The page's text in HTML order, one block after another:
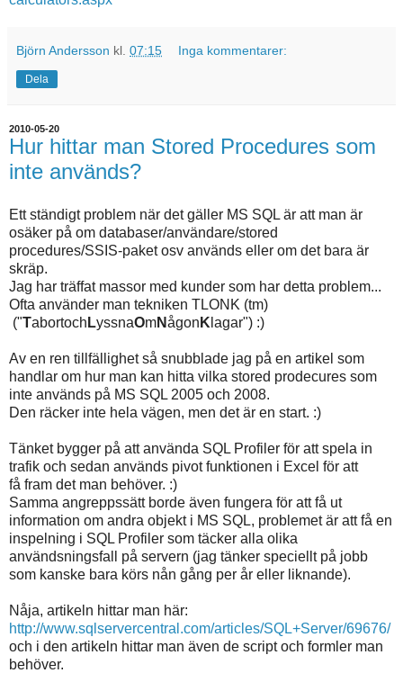
Björn Andersson kl. 07:15 Inga kommentarer:
Dela
2010-05-20
Hur hittar man Stored Procedures som
inte används?
Ett ständigt problem när det gäller MS SQL är att man är
osäker på om databaser/användare/stored
procedures/SSIS-paket osv används eller om det bara är
skräp.
Jag har träffat massor med kunder som har detta problem...
Ofta använder man tekniken TLONK (tm)
("Tabortoch LyssnaOmNågon K lagar") :)
Av en ren tillfällighet så snubblade jag på en artikel som
handlar om hur man kan hitta vilka stored prodecures som
inte används på MS SQL 2005 och 2008.
Den räcker inte hela vägen, men det är en start. :)
Tänket bygger på att använda SQL Profiler för att spela in
trafik och sedan används pivot funktionen i Excel för att
få fram det man behöver. :)
Samma angreppssätt borde även fungera för att få ut
information om andra objekt i MS SQL, problemet är att få en
inspelning i SQL Profiler som täcker alla olika
användsningsfall på servern (jag tänker speciellt på jobb
som kanske bara körs nån gång per år eller liknande).
Nåja, artikeln hittar man här:
http://www.sqlservercentral.com/articles/SQL+Server/69676/
och i den artikeln hittar man även de script och formler man
behöver.